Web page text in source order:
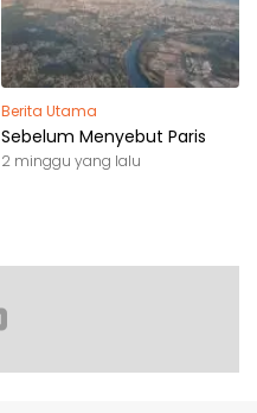
Berita Utama
Sebelum Menyebut Paris
2 minggu yang lalu